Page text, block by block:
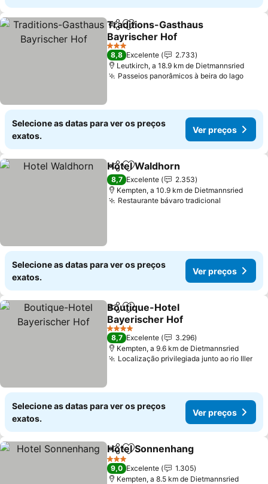
PartilharAdicionar aos favoritos
Traditions-Gasthaus
Bayrischer Hof
3 Estrelas
8,8 Excelente
2.733
Leutkirch, a 18.9 km de Dietmannsried
Passeios panorâmicos à beira do lago
Selecione as datas para ver os preços
exatos.
Ver preços
PartilharAdicionar aos favoritos
Hotel Waldhorn
8,7 Excelente
2.353
Kempten, a 10.9 km de Dietmannsried
Restaurante bávaro tradicional
Selecione as datas para ver os preços
exatos.
Ver preços
PartilharAdicionar aos favoritos
Boutique-Hotel
Bayerischer Hof
4 Estrelas
8,7 Excelente
3.296
Kempten, a 9.6 km de Dietmannsried
Localização privilegiada junto ao rio Iller
Selecione as datas para ver os preços
exatos.
Ver preços
PartilharAdicionar aos favoritos
Hotel Sonnenhang
3 Estrelas
9,0 Excelente
1.305
Kempten, a 8.5 km de Dietmannsried